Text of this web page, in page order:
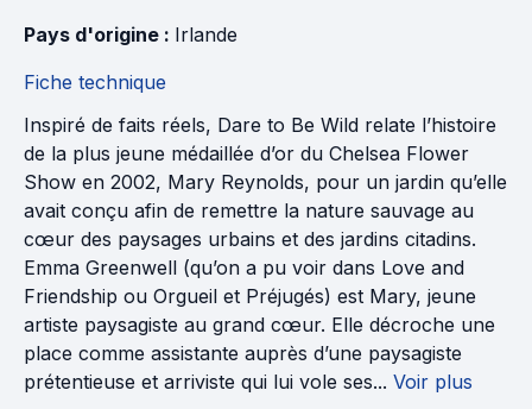
Pays d'origine : Irlande
Fiche technique
Inspiré de faits réels, Dare to Be Wild relate l’histoire
de la plus jeune médaillée d’or du Chelsea Flower
Show en 2002, Mary Reynolds, pour un jardin qu’elle
avait conçu afin de remettre la nature sauvage au
cœur des paysages urbains et des jardins citadins.
Emma Greenwell (qu’on a pu voir dans Love and
Friendship ou Orgueil et Préjugés) est Mary, jeune
artiste paysagiste au grand cœur. Elle décroche une
place comme assistante auprès d’une paysagiste
prétentieuse et arriviste qui lui vole ses... Voir plus